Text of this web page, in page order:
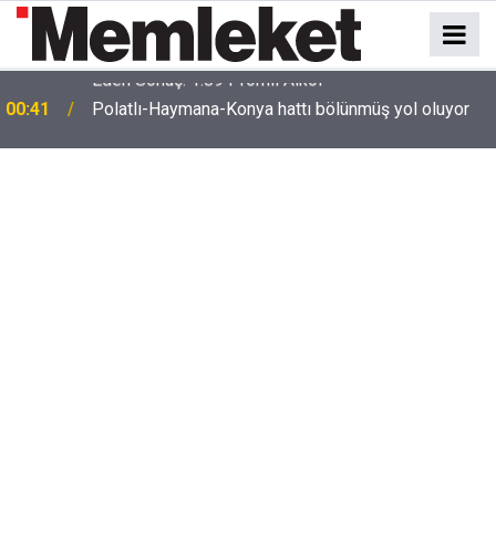
00:41 Polatlı-Haymana-Konya hattı bölünmüş yol oluyor